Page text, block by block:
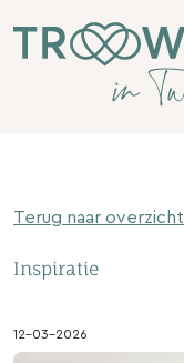
Terug naar overzicht
Inspiratie
12-03-2026